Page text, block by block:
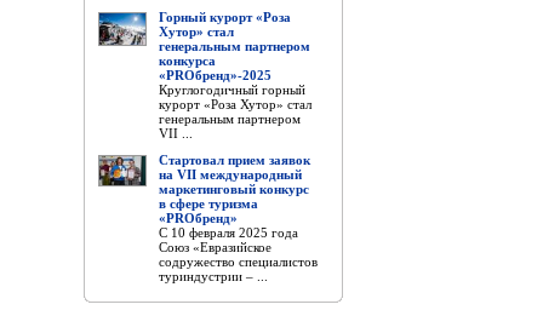
Горный курорт «Роза
Хутор» стал
генеральным партнером
конкурса
«PROбренд»-2025
Круглогодичный горный
курорт «Роза Хутор» стал
генеральным партнером
VII ...
Стартовал прием заявок
на VII международный
маркетинговый конкурс
в сфере туризма
«PROбренд»
С 10 февраля 2025 года
Союз «Евразийское
содружество специалистов
туриндустрии – ...